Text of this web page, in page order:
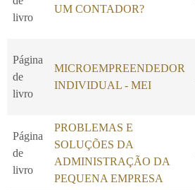
livro
UM CONTADOR?
Página
de
livro
MICROEMPREENDEDOR
INDIVIDUAL - MEI
Página
de
livro
PROBLEMAS E
SOLUÇÕES DA
ADMINISTRAÇÃO DA
PEQUENA EMPRESA